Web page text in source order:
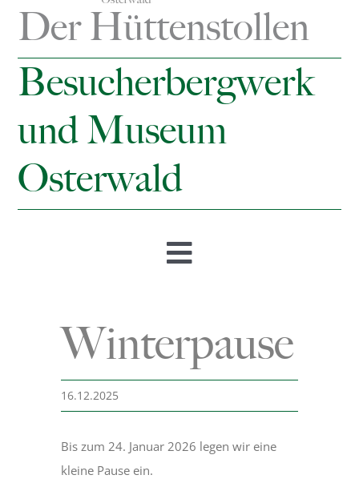
Der Hüttenstollen
Besucherbergwerk
und Museum
Osterwald
Toggle
Öffnungszeiten & Preise
Besucherbergwerk
Museum
Winterpause
16.12.2025
Bis zum 24. Januar 2026 legen wir eine
kleine Pause ein.